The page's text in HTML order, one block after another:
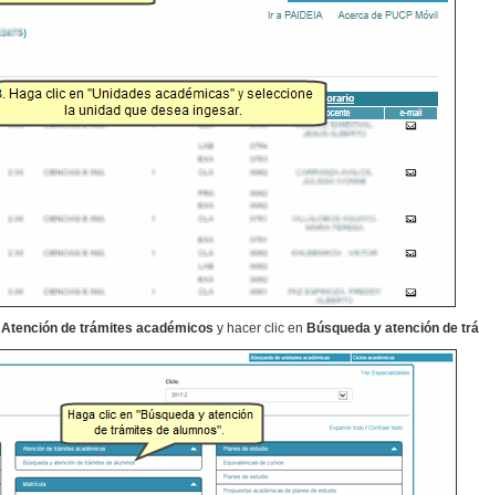
Atención de trámites académicos y hacer clic en Búsqueda y atención de